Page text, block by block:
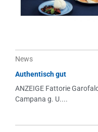
News
Authentisch gut
ANZEIGE Fattorie
Campana g. U....